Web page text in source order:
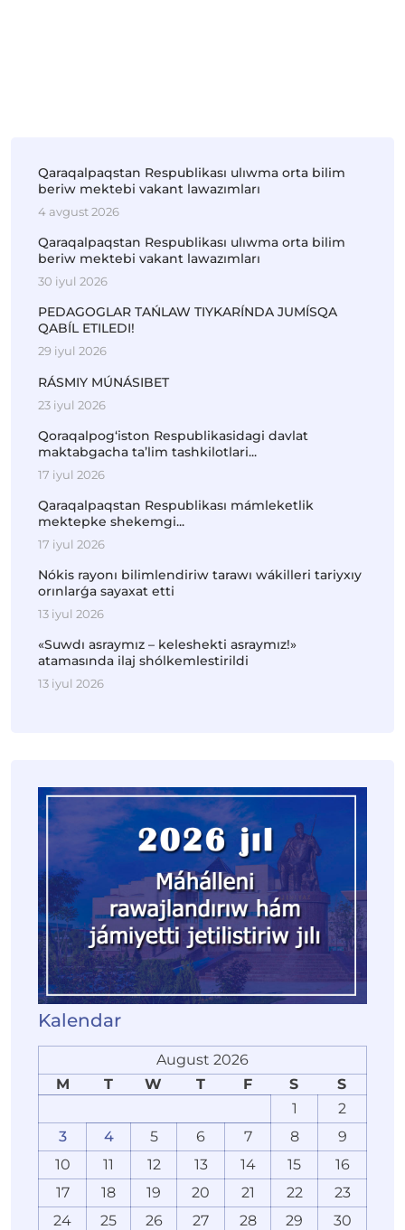
Qaraqalpaqstan Respublikası ulıwma orta bilim
beriw mektebi vakant lawazımları
4 avgust 2026
Qaraqalpaqstan Respublikası ulıwma orta bilim
beriw mektebi vakant lawazımları
30 iyul 2026
PEDAGOGLAR TAŃLAW TIYKARÍNDA JUMÍSQA
QABÍL ETILEDI!
29 iyul 2026
RÁSMIY MÚNÁSIBET
23 iyul 2026
Qoraqalpog‘iston Respublikasidagi davlat
maktabgacha ta’lim tashkilotlari...
17 iyul 2026
Qaraqalpaqstan Respublikası mámleketlik
mektepke shekemgi...
17 iyul 2026
Nókis rayonı bilimlendiriw tarawı wákilleri tariyxıy
orınlarǵa sayaxat etti
13 iyul 2026
«Suwdı asraymız – keleshekti asraymız!»
atamasında ilaj shólkemlestirildi
13 iyul 2026
Kalendar
August 2026
M
T W T F S
S
1
2
3
4 5 6 7 8
9
10
11 12 13 14 15
16
17
18 19 20 21 22
23
24
25 26 27 28 29
30